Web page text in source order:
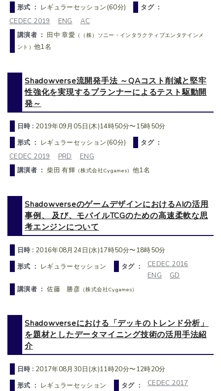
形式 ： レギュラーセッション(60分)
タグ ：
CEDEC 2019
ENG
AC
講演者 ： 田中 章愛 （（株）ソニー・インタラクティブエンタテインメ
ント）他1名
Shadowverse流開発手法 ～QAコスト削減と堅牢
性強化を実現するプランナーによるテスト駆動開
発～
日時 : 2019年09月05日(木)14時50分〜15時50分
形式 ： レギュラーセッション(60分)
タグ ：
CEDEC 2019
PRD
ENG
講演者 ：柴田 有輝 （株式会社Cygames） 他1名
ShadowverseのゲームデザインにおけるAIの活用
事例、 及び、モバイルTCGのための高速柔軟な思
考エンジンについて
日時 : 2016年08月24日(水)17時50分〜18時50分
形式 ： レギュラーセッション タグ ：
CEDEC 2016
ENG
GD
講演者 ：佐藤 勝彦 （株式会社Cygames）
Shadowverseにおける「デッキのトレンド分析」
を題材としたデータマイニング技術の活用手法紹
介
日時 : 2017年08月30日(水)11時20分〜12時20分
形式 ： レギュラーセッション タグ ：
CEDEC 2017